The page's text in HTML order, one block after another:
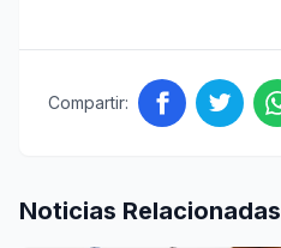
Compartir:
Noticias Relacionadas